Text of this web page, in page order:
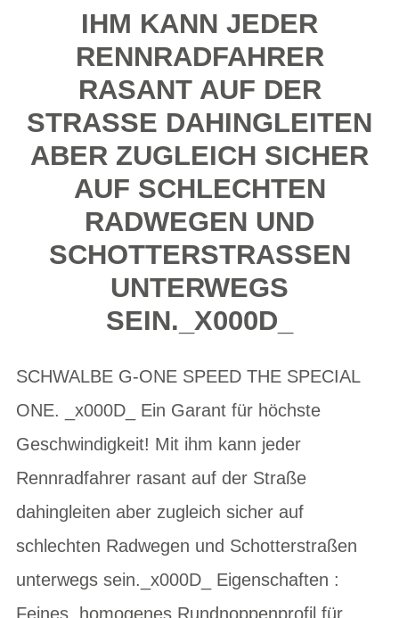
IHM KANN JEDER
RENNRADFAHRER
RASANT AUF DER
STRASSE DAHINGLEITEN A
BER ZUGLEICH SICHER A
UF SCHLECHTEN R
ADWEGEN UND S
CHOTTERSTRASSEN UN
TERWEGS SE
IN._X000D_
SCHWALBE G-ONE SPEED THE SPECIAL
ONE. _x000D_ Ein Garant für höchste
Geschwindigkeit! Mit ihm kann jeder
Rennradfahrer rasant auf der Straße
dahingleiten aber zugleich sicher auf
schlechten Radwegen und Schotterstraßen
unterwegs sein._x000D_ Eigenschaften :
Feines, homogenes Rundnoppenprofil für